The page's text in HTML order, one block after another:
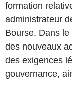
formation
administrateur
Bourse. Dans
des nouveaux
des exigences
gouvernance,